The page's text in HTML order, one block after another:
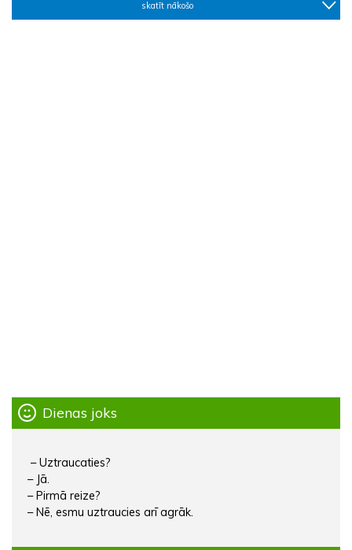
skatīt nākošo
Dienas joks
– Uztraucaties?
– Jā.
– Pirmā reize?
– Nē, esmu uztraucies arī agrāk.